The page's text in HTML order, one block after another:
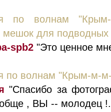
по волнам
для подводных
spb2 "Это ценное
по волнам "Крым-м-
"Спасибо за
, ВЫ -- молодец